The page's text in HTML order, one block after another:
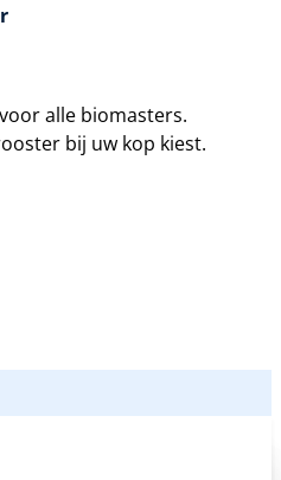
alle biomasters.
bij uw kop kiest.